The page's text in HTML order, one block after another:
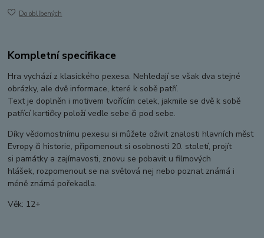
Do oblíbených
Kompletní specifikace
Hra vychází z klasického pexesa. Nehledají se však dva stejné
obrázky, ale dvě informace, které k sobě patří.
Text je doplněn i motivem tvořícím celek, jakmile se dvě k sobě
patřící kartičky položí vedle sebe či pod sebe.
Díky vědomostnímu pexesu si můžete oživit znalosti hlavních měst
Evropy či historie, připomenout si osobnosti 20. století, projít
si památky a zajímavosti, znovu se pobavit u filmových
hlášek, rozpomenout se na světová nej nebo poznat známá i
méně známá pořekadla.
Věk: 12+